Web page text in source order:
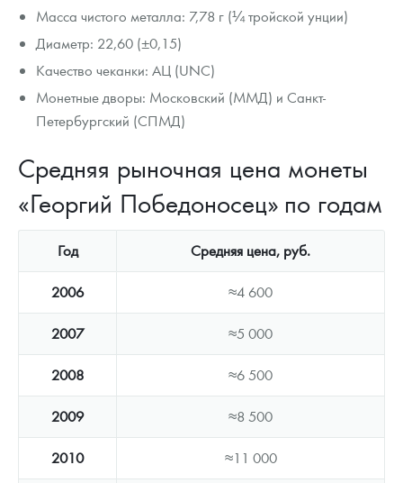
Масса чистого металла: 7,78 г (¼ тройской унции)
Диаметр: 22,60 (±0,15)
Качество чеканки: АЦ (UNC)
Монетные дворы: Московский (ММД) и Санкт-
Петербургский (СПМД)
Средняя рыночная цена монеты
«Георгий Победоносец» по годам
Год Средняя цена, руб.
2006 ≈4 600
2007 ≈5 000
2008 ≈6 500
2009 ≈8 500
2010 ≈11 000